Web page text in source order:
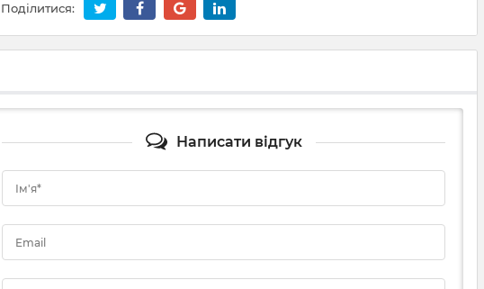
Поділитися:
Написати відгук
Ім'я*
Email